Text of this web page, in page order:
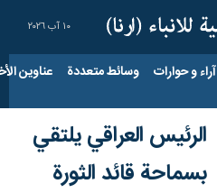
١٠ آب ٢٠٢٦
آراء و حوارات وسائط متعددة عناوين
الرئيس العراقي يلتقي
بسماحة قائد الثورة